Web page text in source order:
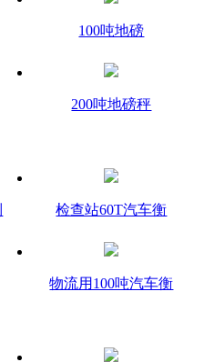
100吨地磅
200吨地磅秤
检查站60T汽车衡
物流用100吨汽车衡